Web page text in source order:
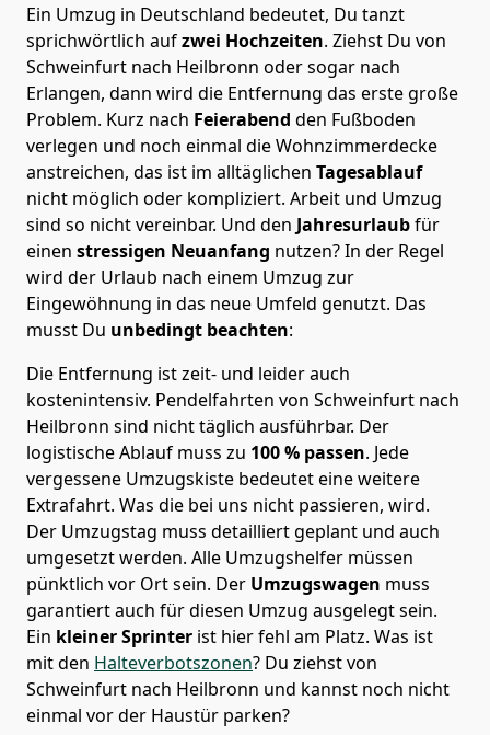
Ein Umzug in Deutschland bedeutet, Du tanzt
sprichwörtlich aufzwei Hochzeiten. Ziehst Du von
Schweinfurt nach Heilbronn oder sogar nach
Erlangen, dann wird die Entfernung das erste große
Problem. Kurz nach Feierabend den Fußboden
verlegen und noch einmal die Wohnzimmerdecke
anstreichen, das ist im alltäglichen Tagesablauf
nicht möglich oder kompliziert. Arbeit und Umzug
sind so nicht vereinbar. Und den Jahresurlaubfür
einen stressigen Neuanfang nutzen? In der Regel
wird der Urlaub nach einem Umzug zur
Eingewöhnung in das neue Umfeld genutzt. Das
musst Du unbedingt beachten:
Die Entfernung ist zeit- und leider auch
kostenintensiv. Pendelfahrten von Schweinfurt nach
Heilbronn sind nicht täglich ausführbar. Der
logistische Ablauf muss zu 100 % passen. Jede
vergessene Umzugskiste bedeutet eine weitere
Extrafahrt. Was die bei uns nicht passieren, wird.
Der Umzugstag muss detailliert geplant und auch
umgesetzt werden. Alle Umzugshelfer müssen
pünktlich vor Ort sein. Der Umzugswagen muss
garantiert auch für diesen Umzug ausgelegt sein.
Ein kleiner Sprinter ist hier fehl am Platz. Was ist
mit den Halteverbotszonen? Du ziehst von
Schweinfurt nach Heilbronn und kannst noch nicht
einmal vor der Haustür parken?